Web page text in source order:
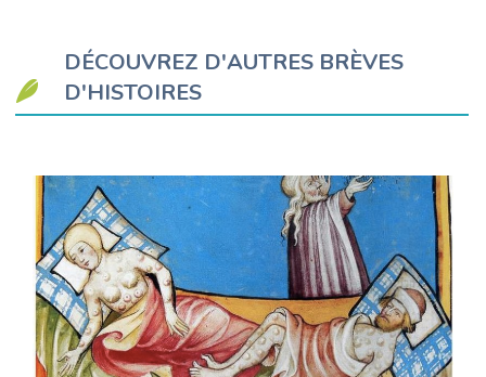
DÉCOUVREZ D'AUTRES BRÈVES
D'HISTOIRES